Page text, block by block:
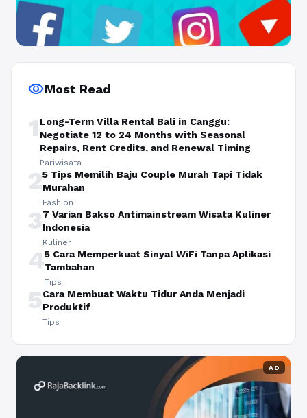
visibilityMost Read
1 Long-Term Villa Rental Bali in Canggu:
Negotiate 12 to 24 Months with Seasonal
Repairs, Rent Credits, and Renewal Timing
Pariwisata
25 Tips Memilih Baju Couple Murah Tapi Tidak
Murahan
Fashion
37 Varian Bakso Antimainstream Wisata Kuliner
Indonesia
Kuliner
45 Cara Memperkuat Sinyal WiFi Tanpa Aplikasi
Tambahan
Tips
5Cara Membuat Waktu Tidur Anda Menjadi
Produktif
Tips
AD